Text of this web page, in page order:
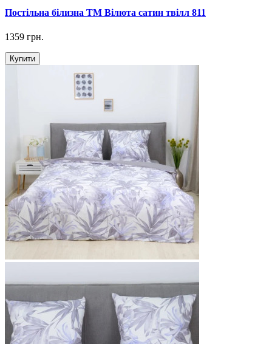
Постільна білизна ТМ Вілюта сатин твілл 811
1359 грн.
Купити